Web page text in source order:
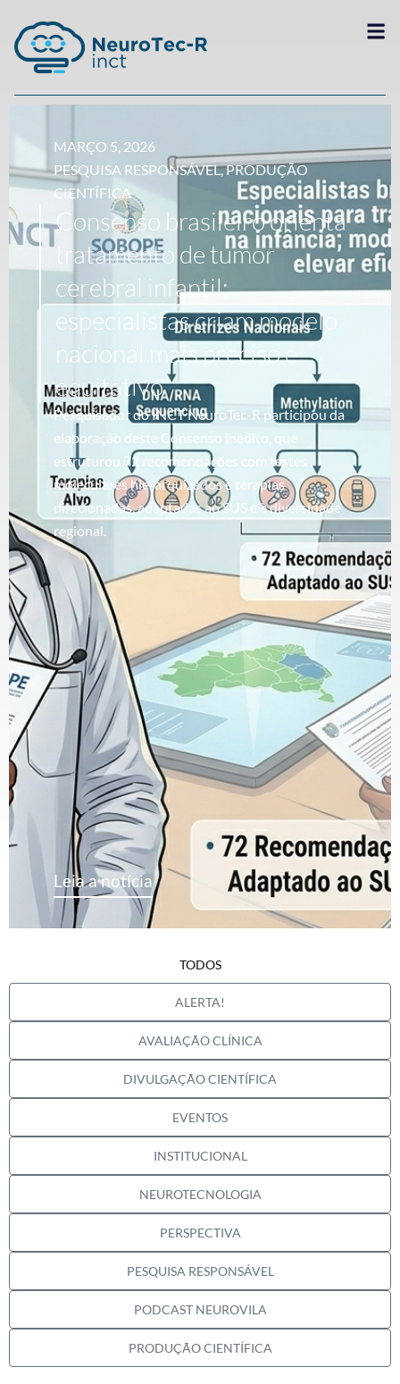
MARÇO 5, 2026
PESQUISA RESPONSÁVEL,PRODUÇÃO
CIENTÍFICA
Consenso brasileiro orienta
tratamento de tumor
cerebral infantil;
especialistas criam modelo
nacional mais preciso e
equitativo
Pesquisador do INCT NeuroTec-R participou da
elaboração deste Consenso inédito, que
estruturou 72 recomendações com testes
moleculares hierarquizados e terapias
direcionadas, adaptadas ao SUS e à diversidade
regional.
Leia a notícia
ALERTA!
AVALIAÇÃO CLÍNICA
DIVULGAÇÃO CIENTÍFICA
EVENTOS
INSTITUCIONAL
NEUROTECNOLOGIA
PERSPECTIVA
PESQUISA RESPONSÁVEL
PODCAST NEUROVILA
PRODUÇÃO CIENTÍFICA
TODOS